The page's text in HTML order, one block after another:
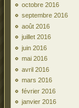
octobre 2016
septembre 2016
août 2016
juillet 2016
juin 2016
mai 2016
avril 2016
mars 2016
février 2016
janvier 2016